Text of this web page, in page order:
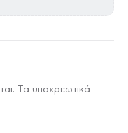
Τα υποχρεωτικά